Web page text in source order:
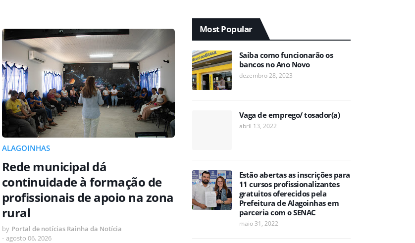
ALAGOINHAS
Rede municipal dá
continuidade à formação de
profissionais de apoio na zona
rural
by Portal de notícias Rainha da Notícia
- agosto 06, 2026
Most Popular
Saiba como funcionarão os
bancos no Ano Novo
dezembro 28, 2023
Vaga de emprego/ tosador(a)
abril 13, 2022
Estão abertas as inscrições para
11 cursos profissionalizantes
gratuitos oferecidos pela
Prefeitura de Alagoinhas em
parceria com o SENAC
maio 31, 2022